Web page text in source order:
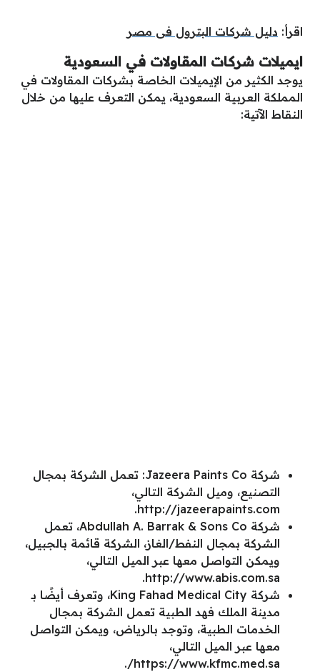
اقرأ: دليل شركات البترول فى مصر
ايميلات شركات المقاولات في السعودية
يوجد الكثير من الإيميلات الخاصة بشركات المقاولات في
المملكة العربية السعودية، يمكن التعرف عليها من خلال
النقاط الآتية:
شركة Jazeera Paints Co: تعمل الشركة بمجال
التصنيع، وميل الشركة التالي،
http://jazeerapaints.com.
شركة Abdullah A. Barrak & Sons Co، تعمل
الشركة بمجال النفط/الغاز، الشركة قائمة بالجبيل،
ويمكن التواصل معها عبر الميل التالي،
http://www.abis.com.sa.
شركة King Fahad Medical City، وتعرف أيضًا بـ
مدينة الملك فهد الطبية تعمل الشركة بمجال
الخدمات الطبية، وتوجد بالرياض، ويمكن التواصل
معها عبر الميل التالي،
https://www.kfmc.med.sa/.